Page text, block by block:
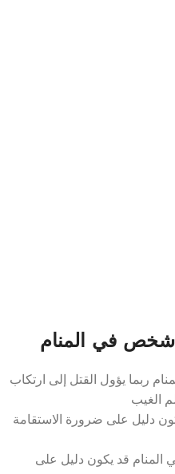
شخص في المنام
ربما يؤول القتل إلى ارتكاب
الغيب
دليل على ضرورة الاستقامة
قد يكون دليل على